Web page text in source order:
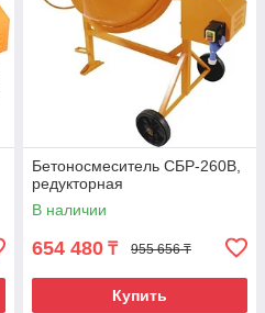
Бетоносмеситель СБР-260В,
редукторная
В наличии
654 480 ₸ 955 656 ₸
Купить